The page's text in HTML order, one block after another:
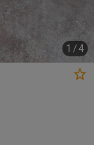
1 /4